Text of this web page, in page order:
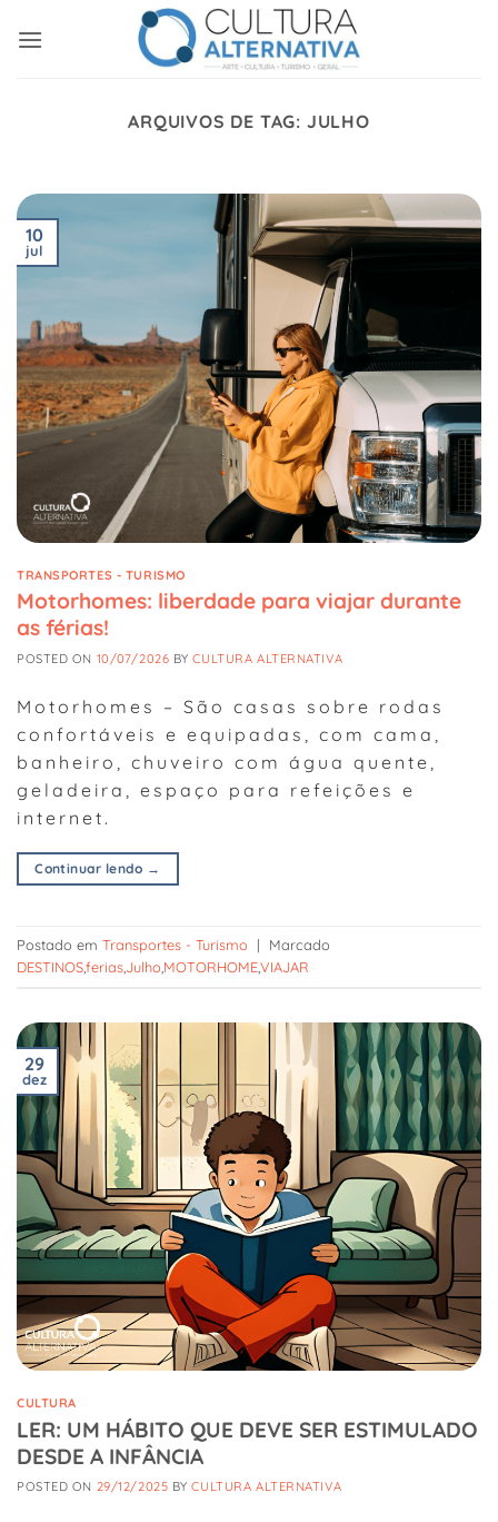
ARQUIVOS DE TAG: JULHO
10
jul
TRANSPORTES - TURISMO
Motorhomes: liberdade para viajar durante
as férias!
POSTED ON 10/07/2026 BYCULTURA ALTERNATIVA
Motorhomes – São casas sobre rodas
confortáveis e equipadas, com cama,
banheiro, chuveiro com água quente,
geladeira, espaço para refeições e
internet.
Continuar lendo →
Postado em Transportes - Turismo |
Marcado
DESTINOSferiasJulho MOTORHOMEVIAJAR
29
dez
CULTURA
LER: UM HÁBITO QUE DEVE SER ESTIMULADO
DESDE A INFÂNCIA
POSTED ON 29/12/2025 BYCULTURA ALTERNATIVA